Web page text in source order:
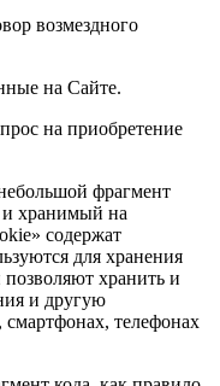
возмездного
на Сайте.
на приобретение
фрагмент
и хранимый на
содержат
для хранения
хранить и
и другую
телефонах